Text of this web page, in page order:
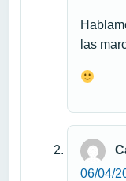
las
06/04/